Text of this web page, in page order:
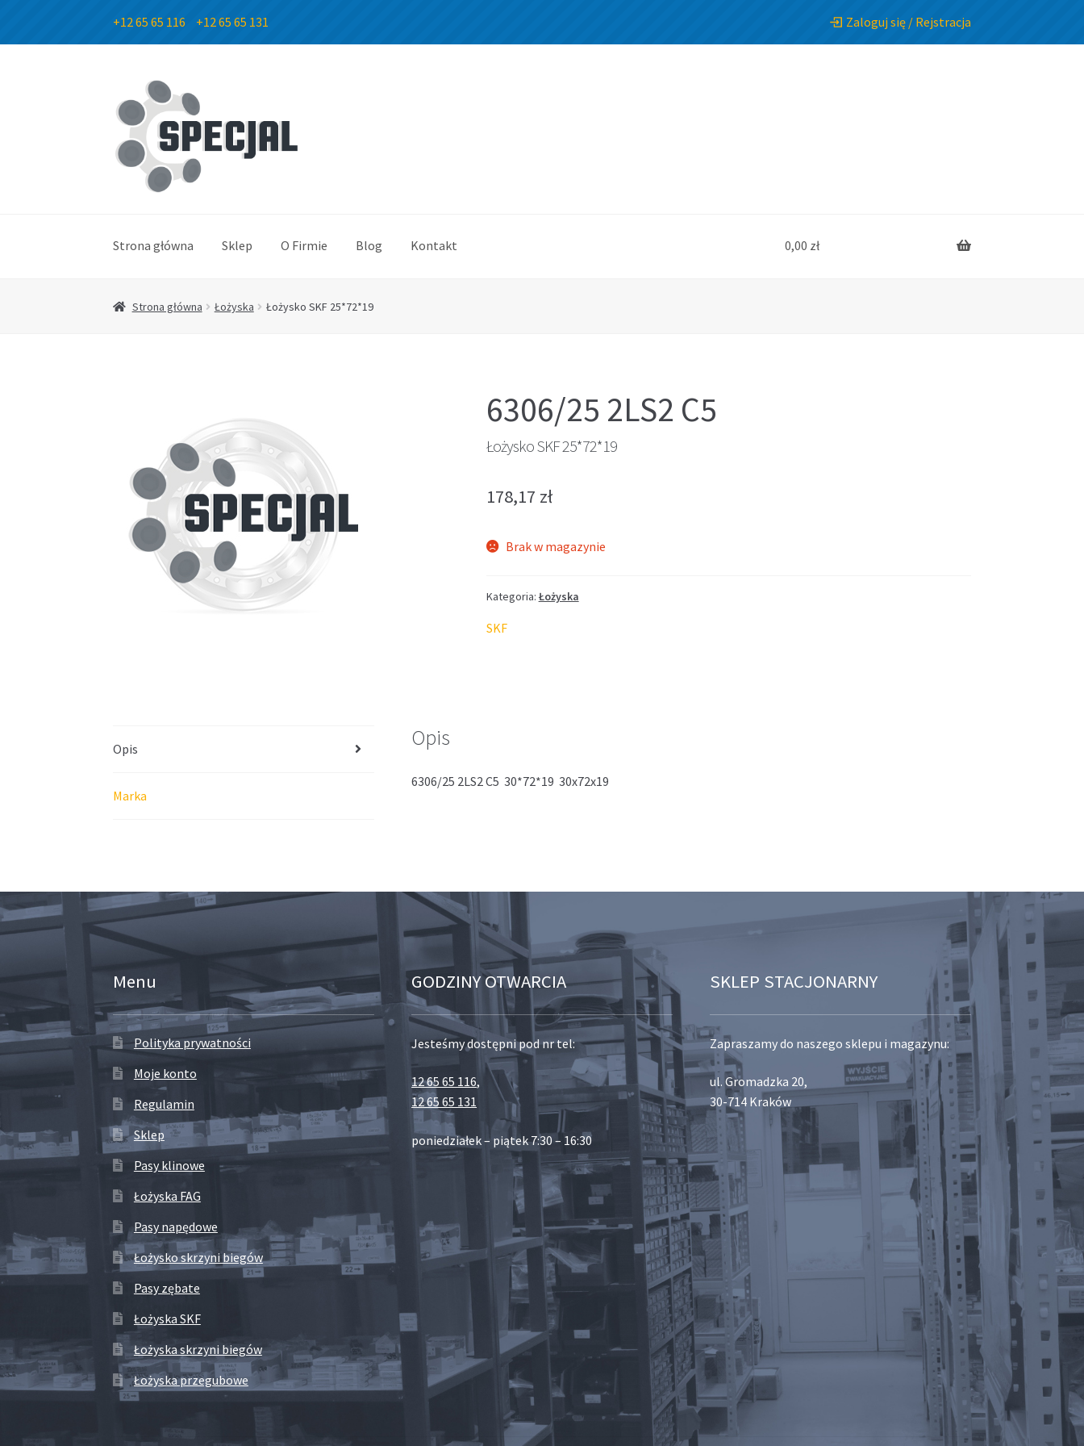
+12 65 65 116 +12 65 65 131 Zaloguj się / Rejstracja
Przejdź
do
nawigacji
Przejdź
do
treści
Strona główna Sklep O Firmie Blog Kontakt 0,00 zł
Strona główna Łożyska Łożysko SKF 25*72*19
6306/25 2LS2 C5
Łożysko SKF 25*72*19
178,17 zł
Brak w magazynie
Kategoria: Łożyska
SKF
Opis
Marka
Opis
6306/25 2LS2 C5 30*72*19 30x72x19
Menu
Polityka prywatności
Moje konto
Regulamin
Sklep
Pasy klinowe
Łożyska FAG
Pasy napędowe
Łożysko skrzyni biegów
Pasy zębate
Łożyska SKF
Łożyska skrzyni biegów
Łożyska przegubowe
GODZINY OTWARCIA
Jesteśmy dostępni pod nr tel:
12 65 65 116,
12 65 65 131
poniedziałek – piątek 7:30 – 16:30
SKLEP STACJONARNY
Zapraszamy do naszego sklepu i magazynu:
ul. Gromadzka 20,
30-714 Kraków